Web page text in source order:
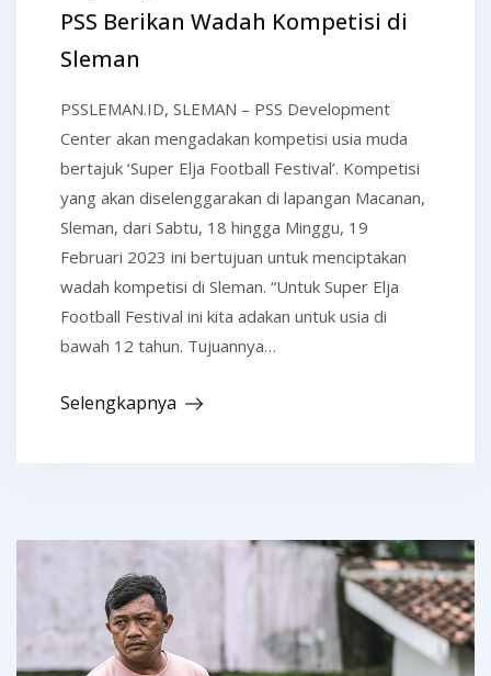
PSS Berikan Wadah Kompetisi di
Sleman
PSSLEMAN.ID, SLEMAN – PSS Development
Center akan mengadakan kompetisi usia muda
bertajuk ‘Super Elja Football Festival’. Kompetisi
yang akan diselenggarakan di lapangan Macanan,
Sleman, dari Sabtu, 18 hingga Minggu, 19
Februari 2023 ini bertujuan untuk menciptakan
wadah kompetisi di Sleman. “Untuk Super Elja
Football Festival ini kita adakan untuk usia di
bawah 12 tahun. Tujuannya…
Selengkapnya